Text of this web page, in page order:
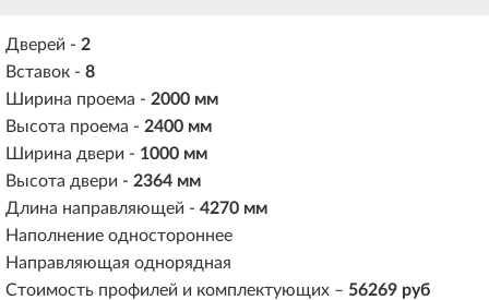
Дверей ‐ 2
Вставок ‐ 8
Ширина проема ‐ 2000 мм
Высота проема ‐ 2400 мм
Ширина двери ‐ 1000 мм
Высота двери ‐ 2364 мм
Длина направляющей ‐ 4270 мм
Наполнение одностороннее
Направляющая однорядная
Стоимость профилей и комплектующих – 56269 руб